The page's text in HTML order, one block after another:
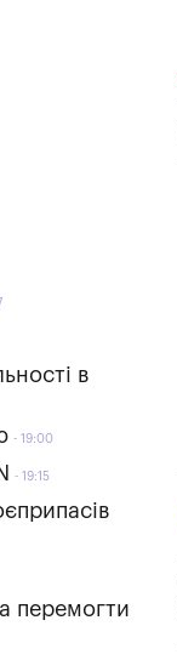
в
19:00
19:15
перемогти